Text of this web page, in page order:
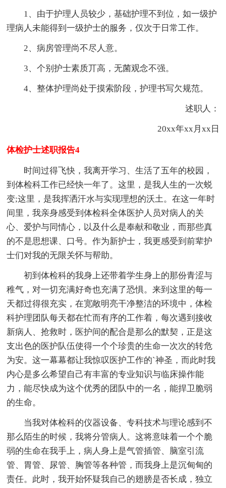
1、由于护理人员较少，基础护理不到位，如一级护
理病人未能得到一级护士的服务，仅次于日常工作。
2、病房管理尚不尽人意。
3、个别护士素质丌高，无菌观念不强。
4、整体护理尚处于摸索阶段，护理书写欠规范。
述职人：
20xx年xx月xx日
体检护士述职报告4
时间过得飞快，我离开学习、生活了五年的校园，
到体检科工作已经快一年了。这里，是我人生的一次蜕
变;这里，是我挥洒汗水与实现理想的沃土。在这一年时
间里，我亲身感受到体检科全体医护人员对病人的关
心、爱护与同情心，以及什么是奉献和敬业，而那些真
的不是思想课、口号。作为新护士，我更感受到前辈护
士们对我的无限关怀与帮助。
初到体检科的我身上还带着学生身上的那份青涩与
稚气，对一切充满好奇也充满了恐惧。来到这里的每一
天都过得很充实，在宽敞明亮干净整洁的环境中，体检
科护理团队每天都在忙而有序的工作着，每次遇到接收
新病人、抢救时，医护间的配合是那么的默契，正是这
支出色的医护队伍使得一个个珍贵的生命一次次的转危
为安。这一幕幕都让我惊叹医护工作的`神圣，而此时我
内心是多么希望自己有丰富的专业知识与临床操作能
力，能尽快成为这个优秀的团队中的一名，能捍卫脆弱
的生命。
当我对体检科的仪器设备、专科技术与理论感到不
那么陌生的时候，我将分管病人。这将意味着一个个脆
弱的生命在我手上，病人身上是气管插管、脑室引流
管、胃管、尿管、胸管等各种管，而我身上是沉甸甸的
责任。此时，我开始怀疑我自己的翅膀是否长成，独立